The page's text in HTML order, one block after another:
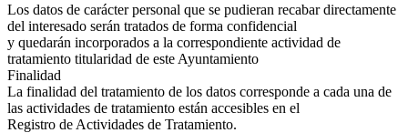
Los datos de carácter personal que se pudieran recabar directamente
del interesado serán tratados de forma confidencial
y quedarán incorporados a la correspondiente actividad de
tratamiento titularidad de este Ayuntamiento
Finalidad
La finalidad del tratamiento de los datos corresponde a cada una de
las actividades de tratamiento están accesibles en el
Registro de Actividades de Tratamiento.